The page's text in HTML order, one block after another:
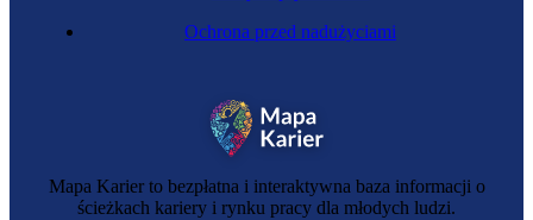
Mapa Karier to bezpłatna i interaktywna baza informacji o
ścieżkach kariery i rynku pracy dla młodych ludzi.
Ochrona przed nadużyciami